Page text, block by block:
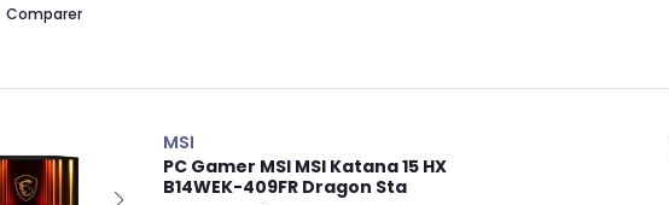
Comparer
MSI
PC Gamer MSI MSI Katana 15 HX
B14WEK-409FR Dragon Sta